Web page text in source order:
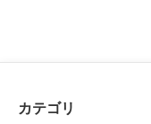
カテゴリ